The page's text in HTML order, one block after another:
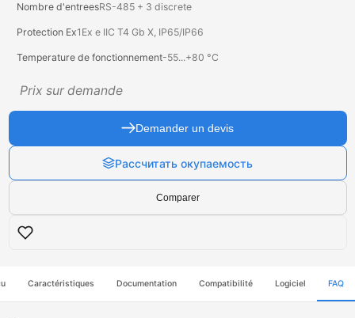
Nombre d'entreesRS-485 + 3 discrete
Protection Ex1Ex e IIC T4 Gb X, IP65/IP66
Temperature de fonctionnement-55...+80 °C
Prix sur demande
Demander un devis
Рассчитать окупаемость
Comparer
Caractéristiques Documentation Compatibilité Logiciel FAQ